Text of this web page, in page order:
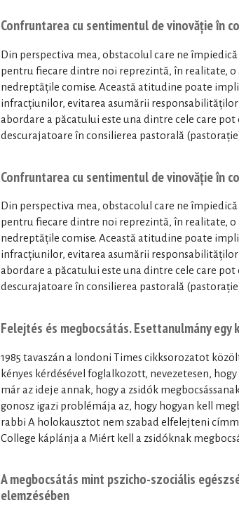
Confruntarea cu sentimentul de vinovăție în
Din perspectiva mea, obstacolul care ne
pentru fiecare dintre noi reprezintă, în realitate,
nedreptățile comise. Această atitudine poate
infracțiunilor, evitarea asumării
abordare a păcatului este una dintre cele care
descurajatoare în consilierea pastorală
Confruntarea cu sentimentul de vinovăție în
Din perspectiva mea, obstacolul care ne
pentru fiecare dintre noi reprezintă, în realitate,
nedreptățile comise. Această atitudine poate
infracțiunilor, evitarea asumării
abordare a păcatului este una dintre cele care
descurajatoare în consilierea pastorală
Felejtés és megbocsátás. Esettanulmány
1985 tavaszán a londoni Times cikksorozatot
kényes kérdésével foglalkozott, nevezetesen,
már az ideje annak, hogy a zsidók
gonosz igazi problémája az, hogy hogyan kell
rabbi A holokausztot nem szabad elfelejteni
College káplánja a Miért kell a zsidóknak
A megbocsátás mint pszicho-szociális
elemzésében